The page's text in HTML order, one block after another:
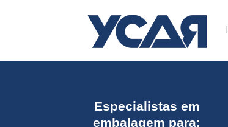
Especialistas em
embalagem para: